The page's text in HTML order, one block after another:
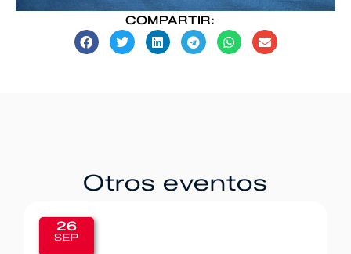
COMPARTIR:
Otros eventos